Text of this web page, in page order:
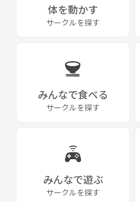
体を動かす
サークルを探す
みんなで食べる
サークルを探す
みんなで遊ぶ
サークルを探す